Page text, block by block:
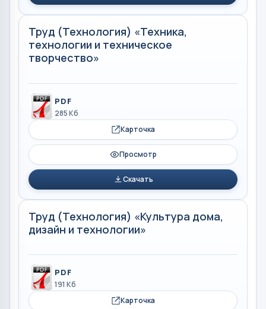
Труд (Технология) «Техника,
технологии и техническое
творчество»
PDF
285 Кб
Карточка
Просмотр
Скачать
Труд (Технология) «Культура дома,
дизайн и технологии»
PDF
191 Кб
Карточка